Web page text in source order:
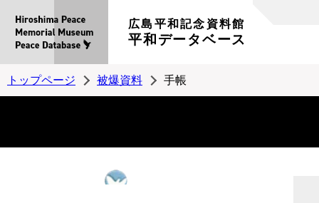
広島平和記念資料館
平和データベース
トップページ 被爆資料 手帳